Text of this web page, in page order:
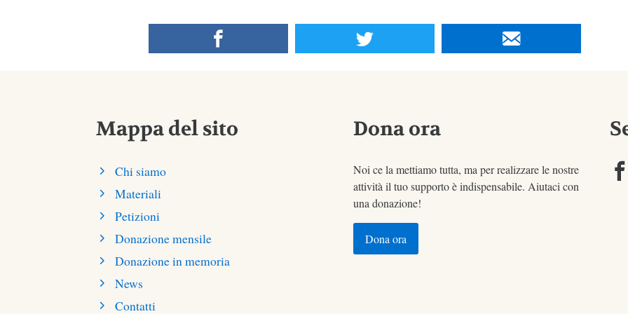
Mappa del sito
Chi siamo
Materiali
Petizioni
Donazione mensile
Donazione in memoria
News
Contatti
Dona ora
Noi ce la mettiamo tutta, ma per realizzare le nostre
attività il tuo supporto è indispensabile. Aiutaci con
una donazione!
Dona ora